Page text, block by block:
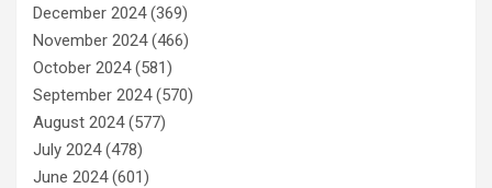
December 2024(369)
November 2024(466)
October 2024(581)
September 2024(570)
August 2024(577)
July 2024(478)
June 2024(601)